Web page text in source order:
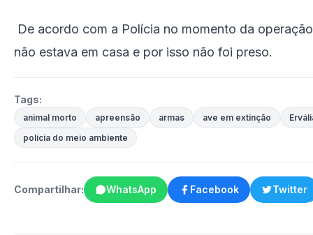
De acordo com a Polícia no momento da
não estava em casa e por isso não foi preso.
Tags:
animal morto apreensão armas ave em extinção
polícia do meio ambiente
Compartilhar: WhatsApp Facebook Twitter